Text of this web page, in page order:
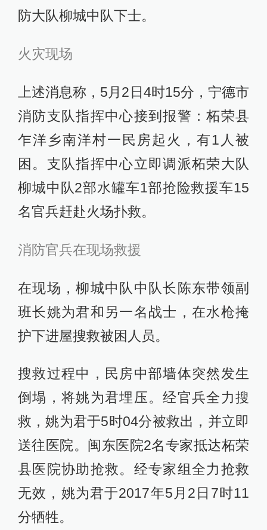
防大队柳城中队下士。
火灾现场
上述消息称，5月2日4时15分，宁德市
消防支队指挥中心接到报警：柘荣县
乍洋乡南洋村一民房起火，有1人被
困。支队指挥中心立即调派柘荣大队
柳城中队2部水罐车1部抢险救援车15
名官兵赶赴火场扑救。
消防官兵在现场救援
在现场，柳城中队中队长陈东带领副
班长姚为君和另一名战士，在水枪掩
护下进屋搜救被困人员。
搜救过程中，民房中部墙体突然发生
倒塌，将姚为君埋压。经官兵全力搜
救，姚为君于5时04分被救出，并立即
送往医院。闽东医院2名专家抵达柘荣
县医院协助抢救。经专家组全力抢救
无效，姚为君于2017年5月2日7时11
分牺牲。